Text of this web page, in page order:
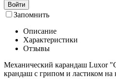
Войти
Запомнить
Описание
Характеристики
Отзывы
Механический карандаш Luxor
крандаш с грипом и ластиком